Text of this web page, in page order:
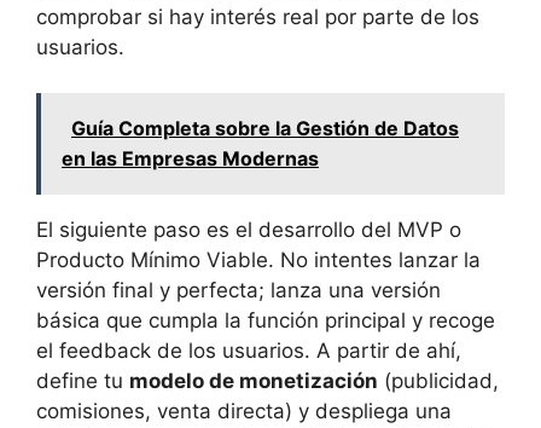
comprobar si hay interés real por parte de los
usuarios.
Guía Completa sobre la Gestión de Datos
en las Empresas Modernas
El siguiente paso es el desarrollo del MVP o
Producto Mínimo Viable. No intentes lanzar la
versión final y perfecta; lanza una versión
básica que cumpla la función principal y recoge
el feedback de los usuarios. A partir de ahí,
define tu modelo de monetización (publicidad,
comisiones, venta directa) y despliega una